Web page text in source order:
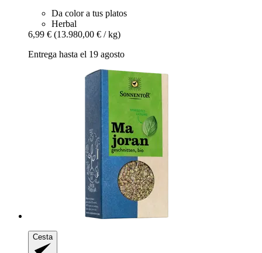
Da color a tus platos
Herbal
6,99 € (13.980,00 € / kg)
Entrega hasta el 19 agosto
Cesta